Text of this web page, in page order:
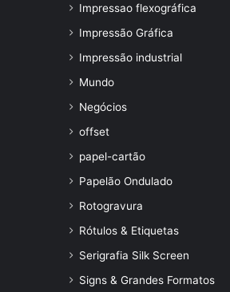
Impressao flexográfica
Impressão Gráfica
Impressão industrial
Mundo
Negócios
offset
papel-cartão
Papelão Ondulado
Rotogravura
Rótulos & Etiquetas
Serigrafia Silk Screen
Signs & Grandes Formatos